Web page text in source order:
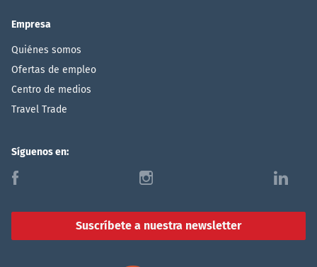
Empresa
Quiénes somos
Ofertas de empleo
Centro de medios
Travel Trade
Síguenos en:
f i l
Suscríbete a nuestra newsletter